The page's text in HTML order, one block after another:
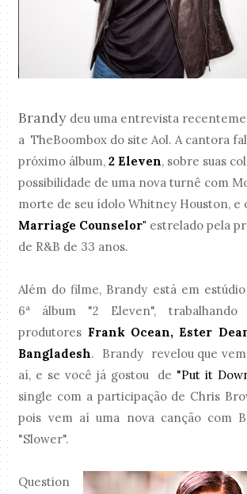
Brandy deu uma entrevista
a TheBoombox do site Aol. A cantora
próximo álbum,2 Eleven, sobre suas
possibilidade de uma nova turnê com
morte de seu ídolo Whitney Houston, e
Marriage Counselor" estrelado pela
de R&B de 33 anos.
Além do filme, Brandy está em
6ª álbum "2 Eleven",
produtores Frank Ocean, Ester
Bangladesh. Brandy revelou que
aí, e se você já gostou de "Put it
single com a participação de Chris
pois vem aí uma nova canção com
"Slower".
Question